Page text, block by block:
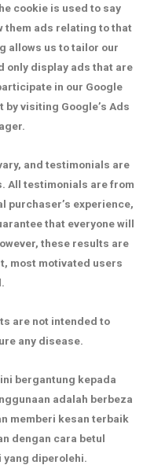
cookie is used to say
them ads relating to that
allows us to tailor our
only display ads that are
in our Google
by visiting Google’s Ads
and testimonials are
All testimonials are from
purchaser’s experience,
that everyone will
these results are
most motivated users
are not intended to
any disease.
bergantung kepada
adalah berbeza
memberi kesan terbaik
dengan cara betul
yang diperolehi.